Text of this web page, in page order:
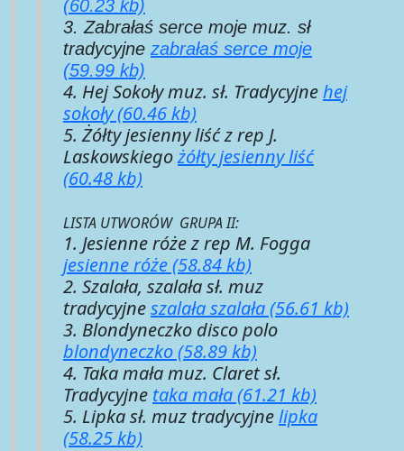
(60.23 kb)
3. Zabrałaś serce moje muz. sł
tradycyjne zabrałaś serce moje
(59.99 kb)
4. Hej Sokoły muz. sł. Tradycyjnehej
sokoły (60.46 kb)
5. Żółty jesienny liść z rep J.
Laskowskiegożółty jesienny liść
(60.48 kb)
LISTA UTWORÓW GRUPA II:
1. Jesienne róże z rep M. Fogga
jesienne róże (58.84 kb)
2. Szalała, szalała sł. muz
tradycyjneszalała szalała (56.61 kb)
3. Blondyneczko disco polo
blondyneczko (58.89 kb)
4. Taka mała muz. Claret sł.
Tradycyjne taka mała (61.21 kb)
5. Lipka sł. muz tradycyjnelipka
(58.25 kb)